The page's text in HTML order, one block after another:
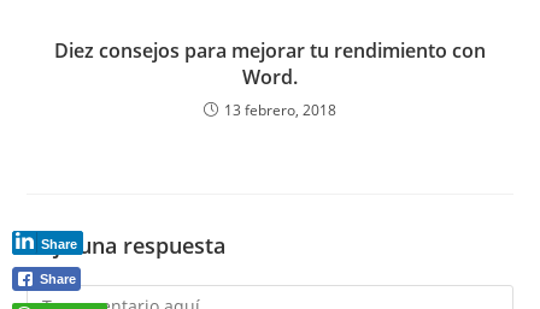
Diez consejos para mejorar tu rendimiento con
Word.
13 febrero, 2018
Deja una respuesta
Comentario
Share
Share